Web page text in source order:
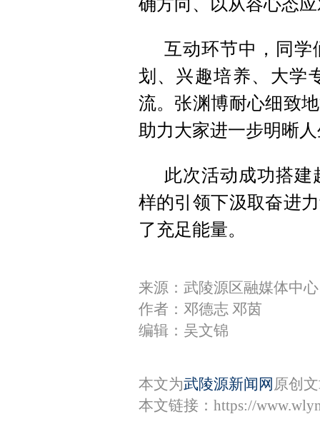
确方向、以从容心态
互动环节中，同学
划、兴趣培养、大学
流。张渊博耐心细致
助力大家进一步明晰
此次活动成功搭
样的引领下汲取奋进
了充足能量。
来源：武陵源区融媒体中心
作者：邓德志 邓茵
编辑：吴文锦
本文为武陵源新闻网 原创
本文链接： https://